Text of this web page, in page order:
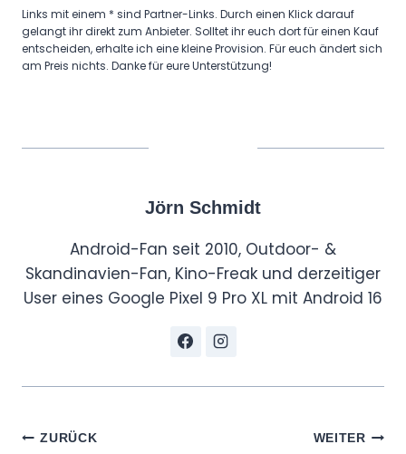
Links mit einem * sind Partner-Links. Durch einen Klick darauf
gelangt ihr direkt zum Anbieter. Solltet ihr euch dort für einen Kauf
entscheiden, erhalte ich eine kleine Provision. Für euch ändert sich
am Preis nichts. Danke für eure Unterstützung!
Jörn Schmidt
Android-Fan seit 2010, Outdoor- &
Skandinavien-Fan, Kino-Freak und derzeitiger
User eines Google Pixel 9 Pro XL mit Android 16
Beitragsnavigation
ZURÜCK WEITER